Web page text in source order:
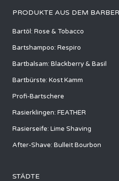
PRODUKTE AUS DEM
Bartöl: Rose & Tobacco
Bartshampoo: Respiro
Bartbalsam: Blackberry & Basil
Bartbürste: Kost Kamm
Profi-Bartschere
Rasierklingen: FEATHER
Rasierseife: Lime Shaving
After-Shave: Bulleit Bourbon
STÄDTE